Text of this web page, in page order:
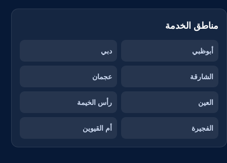
مناطق الخدمة
أبوظبي دبي
الشارقة عجمان
العين رأس الخيمة
الفجيرة أم القيوين